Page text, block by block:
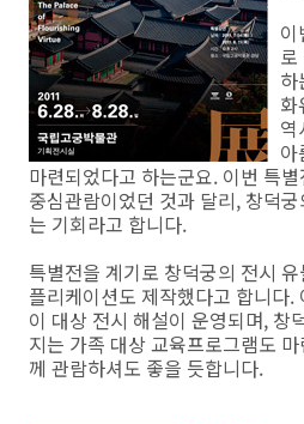
로
하
화
역
마련되었다고 하는군요. 이번 특
중심관람이었던 것과 달리, 창덕
는 기회라고 합니다.
특별전을 계기로 창덕궁의 전시
플리케이션도 제작했다고 합니다.
이 대상 전시 해설이 운영되며, 창
지는 가족 대상 교육프로그램도
께 관람하셔도 좋을 듯합니다.